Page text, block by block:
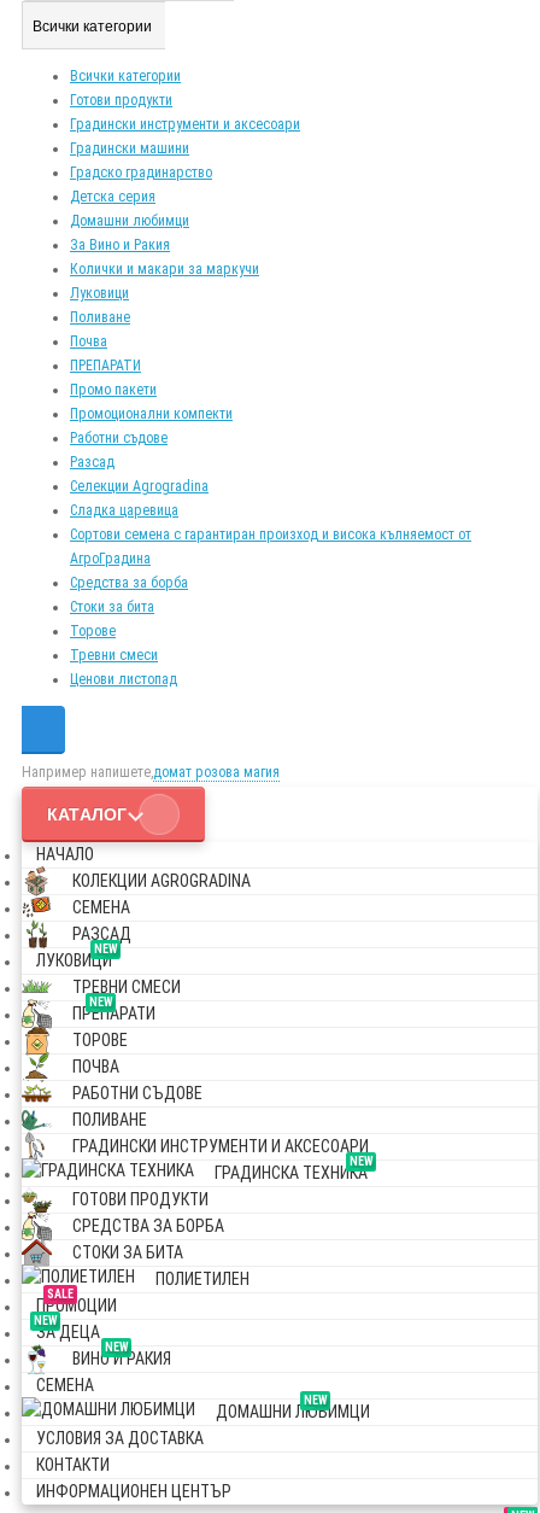
Всички категории
Всички категории
Готови продукти
Градински инструменти и аксесоари
Градински машини
Градско градинарство
Детска серия
Домашни любимци
За Вино и Ракия
Колички и макари за маркучи
Луковици
Поливане
Почва
ПРЕПАРАТИ
Промо пакети
Промоционални компекти
Работни съдове
Разсад
Селекции Agrogradina
Сладка царевица
Сортови семена с гарантиран произход и висока кълняемост от
АгроГрадина
Средства за борба
Стоки за бита
Торове
Тревни смеси
Ценови листопад
Например напишете,домат розова магия
КАТАЛОГ
НАЧАЛО
КОЛЕКЦИИ AGROGRADINA
СЕМЕНА
РАЗСАД
NEW
ЛУКОВИЦИ
ТРЕВНИ СМЕСИ
NEW
ПРЕПАРАТИ
ТОРОВЕ
ПОЧВА
РАБОТНИ СЪДОВЕ
ПОЛИВАНЕ
ГРАДИНСКИ ИНСТРУМЕНТИ И АКСЕСОАРИ
NEW
ГРАДИНСКА ТЕХНИКА
ГОТОВИ ПРОДУКТИ
СРЕДСТВА ЗА БОРБА
СТОКИ ЗА БИТА
ПОЛИЕТИЛЕН
SALE
ПРОМОЦИИ
NEW
ЗА ДЕЦА
NEW
ВИНО И РАКИЯ
СЕМЕНА
NEW
ДОМАШНИ ЛЮБИМЦИ
УСЛОВИЯ ЗА ДОСТАВКА
КОНТАКТИ
ИНФОРМАЦИОНЕН ЦЕНТЪР